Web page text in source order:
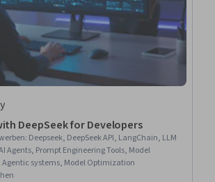
DeepSeek for Developers
: Deepseek, DeepSeek API, LangChain, LLM
Agents, Prompt Engineering Tools, Model
systems, Model Optimization